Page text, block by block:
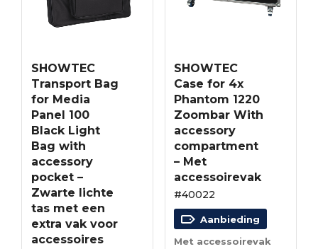
SHOWTEC
Transport Bag
for Media
Panel 100
Black Light
Bag with
accessory
pocket –
Zwarte lichte
tas met een
extra vak voor
accessoires
SHOWTEC
Case for 4x
Phantom 1220
Zoombar With
accessory
compartment
– Met
accessoirevak
#40022
Aanbieding
Met accessoirevak